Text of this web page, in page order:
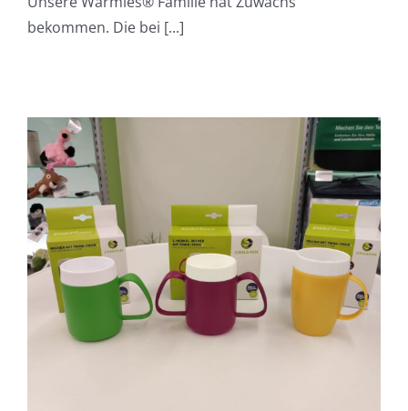
bekommen. Die bei [...]